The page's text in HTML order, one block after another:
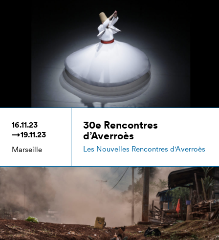
16.11.23
→19.11.23
Marseille
30e Rencontres
d’Averroès
Les Nouvelles Rencontres d'Averroès